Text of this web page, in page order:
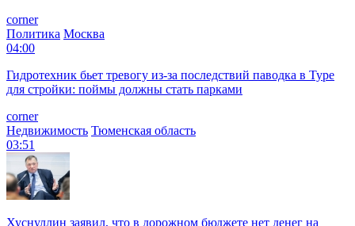
corner
Политика Москва
04:00
Гидротехник бьет тревогу из-за последствий паводка в Туре
для стройки: поймы должны стать парками
corner
Недвижимость Тюменская область
03:51
Хуснуллин заявил, что в дорожном бюджете нет денег на